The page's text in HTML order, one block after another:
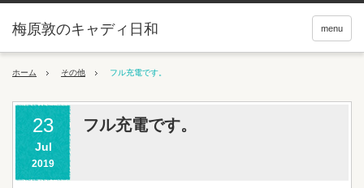
menu
梅原敦のキャディ日和
ホーム その他 フル充電です。
23
Jul
2019
フル充電です。